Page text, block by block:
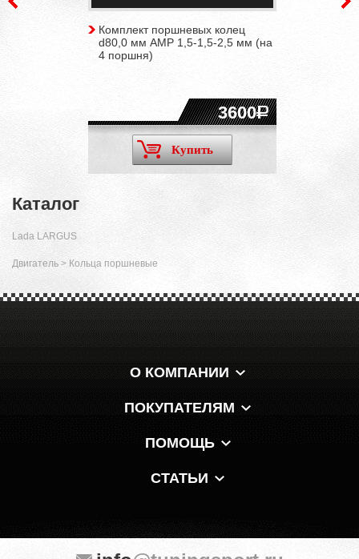
Комплект поршневых колец
d80,0 мм AMP 1,5-1,5-2,5 мм (на
4 поршня)
3600
Купить
Каталог
Lada LARGUS
Двигатель > Кольца поршневые
О КОМПАНИИ
ПОКУПАТЕЛЯМ
ПОМОЩЬ
СТАТЬИ